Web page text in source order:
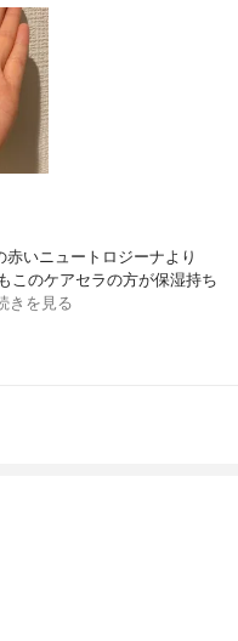
いニュートロジーナより
このケアセラの方が保湿持ち
きを見る